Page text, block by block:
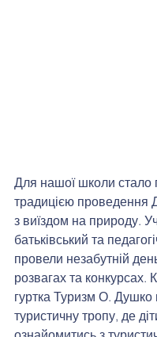
Для нашої школи стало
традицією проведення
з виїздом на природу.
батьківський та
провели незабутній
розвагах та конкурсах.
гуртка Туризм О. Душко
туристичну тропу, де